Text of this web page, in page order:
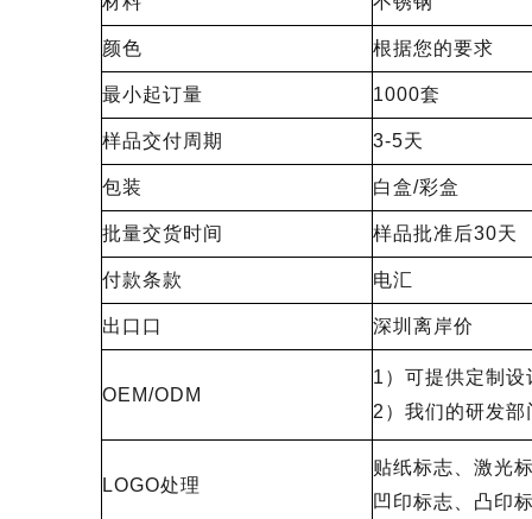
颜色 根据您的要求
最小起订量 1000套
样品交付周期 3-5天
包装 白盒/彩盒
批量交货时间 样品批准后30天
付款条款 电汇
出口口 深圳离岸价
OEM/ODM
1）可提供定制
2）我们的研发部
LOGO处理
贴纸标志、激光
凹印标志、凸印